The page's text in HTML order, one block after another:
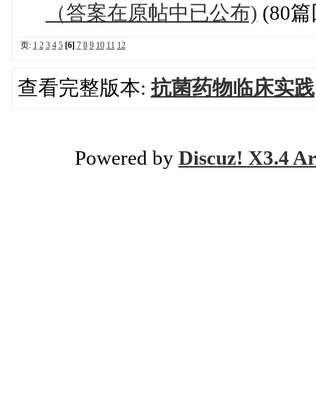
（答案在原帖中已公布) (80
页: 1 2 3 4 5 [6] 7 8 9 10 11 12
查看完整版本:抗菌药物临床实践
Powered by Discuz! X3.4